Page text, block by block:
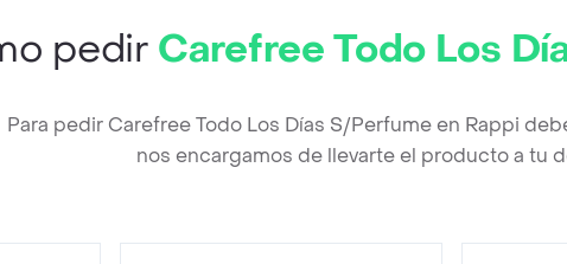
pedir Carefree Todo Los
Para pedir Carefree Todo Los Días S/Perfume en Rappi
nos encargamos de llevarte el producto a tu